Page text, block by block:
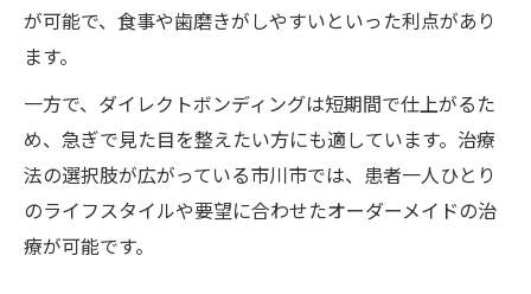
が可能で、食事や歯磨きがしやすいといった利点があり
ます。
一方で、ダイレクトボンディングは短期間で仕上がるた
め、急ぎで見た目を整えたい方にも適しています。治療
法の選択肢が広がっている市川市では、患者一人ひとり
のライフスタイルや要望に合わせたオーダーメイドの治
療が可能です。